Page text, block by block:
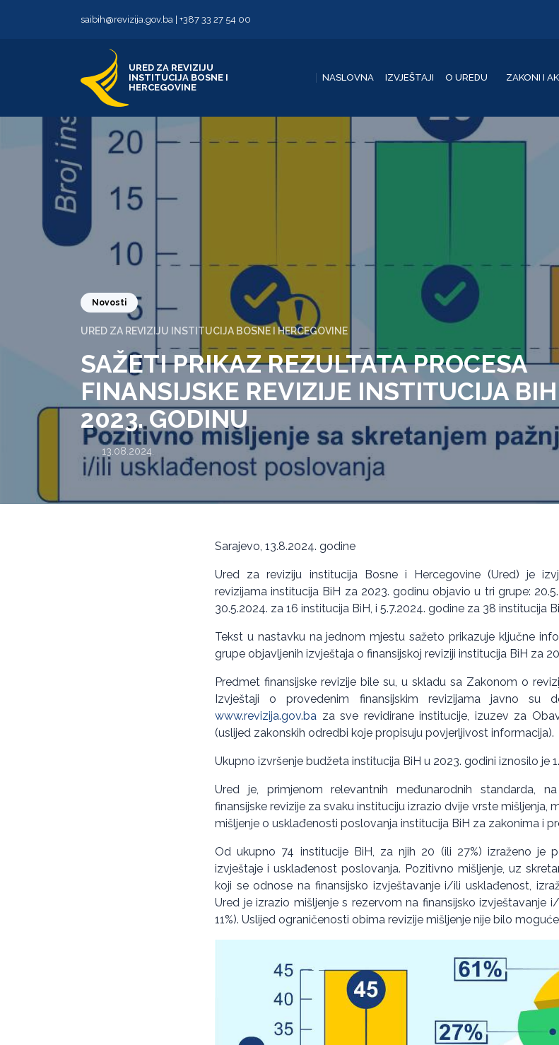
saibih@revizija.gov.ba +387 33 27 54 00
URED ZA REVIZIJU
INSTITUCIJA BOSNE I
HERCEGOVINE
NASLOVNA IZVJEŠTAJI O UREDU ZAKONI I
Novosti
URED ZA REVIZIJU INSTITUCIJA BOSNE I HERCEGOVINE
SAŽETI PRIKAZ REZULTATA PROCESA
FINANSIJSKE REVIZIJE INSTITUCIJA
2023. GODINU
13.08.2024.
Sarajevo, 13.8.2024. godine
Ured za reviziju institucija Bosne i Hercegovine (Ured) je
revizijama institucija BiH za 2023. godinu objavio u tri grupe:
30.5.2024. za 16 institucija BiH, i 5.7.2024. godine za 38 institucija
Tekst u nastavku na jednom mjestu sažeto prikazuje ključne
grupe objavljenih izvještaja o finansijskoj reviziji institucija BiH za
Predmet finansijske revizije bile su, u skladu sa Zakonom o
Izvještaji o provedenim finansijskim revizijama javno su
www.revizija.gov.ba za sve revidirane institucije, izuzev za
(uslijed zakonskih odredbi koje propisuju povjerljivost informacija).
Ukupno izvršenje budžeta institucija BiH u 2023. godini iznosilo je
Ured je, primjenom relevantnih međunarodnih standarda,
finansijske revizije za svaku instituciju izrazio dvije vrste mišljenja,
mišljenje o usklađenosti poslovanja institucija BiH za zakonima i
Od ukupno 74 institucije BiH, za njih 20 (ili 27%) izraženo je
izvještaje i usklađenost poslovanja. Pozitivno mišljenje, uz
koji se odnose na finansijsko izvještavanje i/ili usklađenost,
Ured je izrazio mišljenje s rezervom na finansijsko izvještavanje
11%). Uslijed ograničenosti obima revizije mišljenje nije bilo